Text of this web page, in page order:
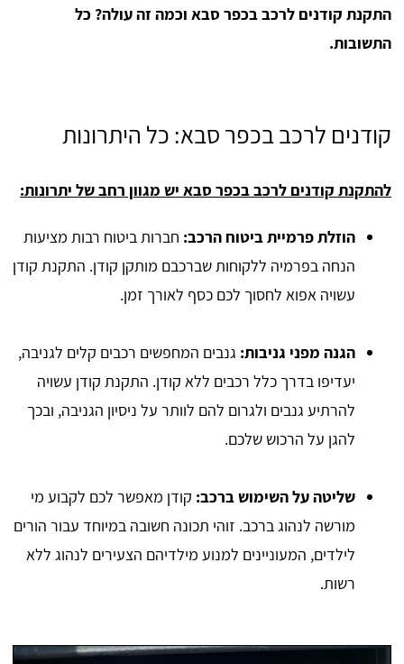
התקנת קודנים לרכב בכפר סבא וכמה זה עולה? כל
התשובות.
קודנים לרכב בכפר סבא: כל היתרונות
להתקנת קודנים לרכב בכפר סבא יש מגוון רחב של יתרונות:
הוזלת פרמיית ביטוח הרכב: חברות ביטוח רבות מציעות
הנחה בפרמיה ללקוחות שברכבם מותקן קודן. התקנת קודן
עשויה אפוא לחסוך לכם כסף לאורך זמן.
הגנה מפני גניבות: גנבים המחפשים רכבים קלים לגניבה,
יעדיפו בדרך כלל רכבים ללא קודן. התקנת קודן עשויה
להרתיע גנבים ולגרום להם לוותר על ניסיון הגניבה, ובכך
להגן על הרכוש שלכם.
שליטה על השימוש ברכב: קודן מאפשר לכם לקבוע מי
מורשה לנהוג ברכב. זוהי תכונה חשובה במיוחד עבור הורים
לילדים, המעוניינים למנוע מילדיהם הצעירים לנהוג ללא
רשות.